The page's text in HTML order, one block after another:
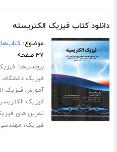
دانلود کتاب فیزیک الکتریسته
موضوع:
۳۷ صفحه
برچسب‌ها:
فیزیک دانشگاه،
آموزش فیزیک
فیزیک
تمرین های
فیزیک، مهندسی